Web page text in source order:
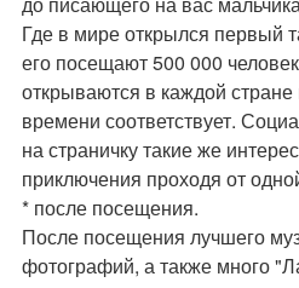
Где в мире открылся первый
его посещают 500 000
открываются в каждой
времени соответствует.
на страничку такие же
приключения проходя от
* после посещения.
После посещения лучшего
фотографий, а также много